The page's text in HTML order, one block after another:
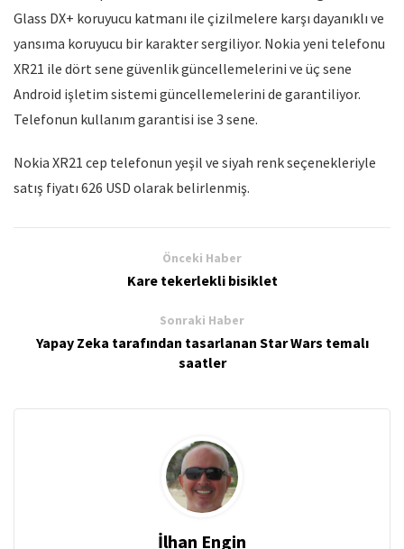
Glass DX+ koruyucu katmanı ile çizilmelere karşı dayanıklı ve
yansıma koruyucu bir karakter sergiliyor. Nokia yeni telefonu
XR21 ile dört sene güvenlik güncellemelerini ve üç sene
Android işletim sistemi güncellemelerini de garantiliyor.
Telefonun kullanım garantisi ise 3 sene.
Nokia XR21 cep telefonun yeşil ve siyah renk seçenekleriyle
satış fiyatı 626 USD olarak belirlenmiş.
Önceki Haber
Kare tekerlekli bisiklet
Sonraki Haber
Yapay Zeka tarafından tasarlanan Star Wars temalı
saatler
İlhan Engin